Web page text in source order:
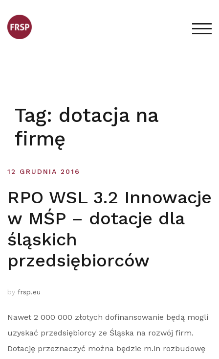
content
Tag: dotacja na
firmę
12 GRUDNIA 2016
RPO WSL 3.2 Innowacje
w MŚP – dotacje dla
śląskich
przedsiębiorców
by frsp.eu
Nawet 2 000 000 złotych dofinansowanie będą mogli
uzyskać przedsiębiorcy ze Śląska na rozwój firm.
Dotację przeznaczyć można będzie m.in rozbudowę